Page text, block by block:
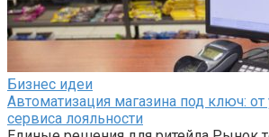
Бизнес идеи
Автоматизация магазина под ключ: от
сервиса лояльности